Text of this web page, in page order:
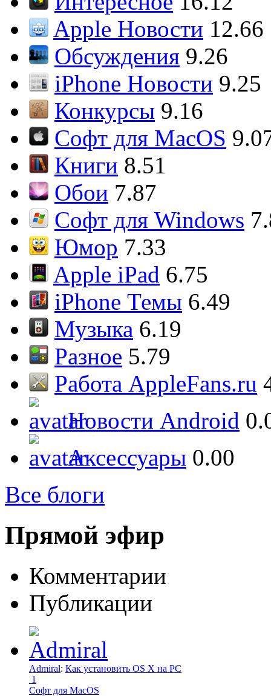
Apple Новости 12.66
Обсуждения 9.26
iPhone Новости 9.25
Конкурсы 9.16
Софт для MacOS
Книги 8.51
Обои 7.87
Софт для Windows
Юмор 7.33
Apple iPad 6.75
iPhone Темы 6.49
Музыка 6.19
Разное 5.79
Работа AppleFans.ru
Новости Android
Аксессуары 0.00
Все блоги
Прямой эфир
Комментарии
Публикации
Admiral: Как установить OS X на PC
1
Софт для MacOS